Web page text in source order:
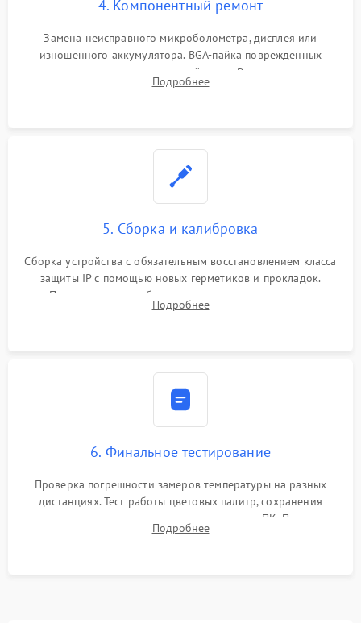
4. Компонентный ремонт
Замена неисправного микроболометра, дисплея или
изношенного аккумулятора. BGA-пайка поврежденных
контроллеров на материнской плате. Восстановление
разъемов и кнопок, замена поврежденных элементов
Подробнее
5. Сборка и калибровка
Сборка устройства с обязательным восстановлением класса
защиты IP с помощью новых герметиков и прокладок.
Программная калибровка матрицы по эталонному
абсолютно черному телу для точного измерения температур.
Подробнее
6. Финальное тестирование
Проверка погрешности замеров температуры на разных
дистанциях. Тест работы цветовых палитр, сохранения
термограмм в память и передачи данных на ПК. Проверка
автономности работы и итоговый контроль качества.
Подробнее